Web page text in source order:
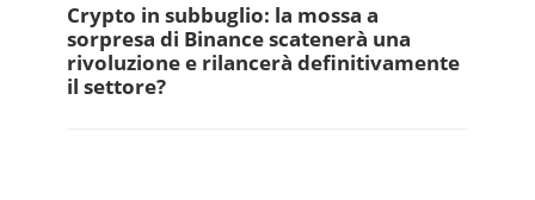
Crypto in subbuglio: la mossa a
sorpresa di Binance scatenerà una
rivoluzione e rilancerà definitivamente
il settore?